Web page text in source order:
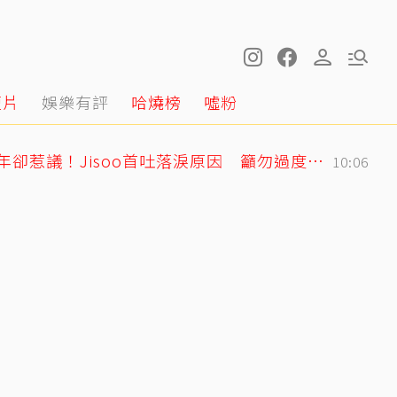
娛樂有評 哈燒榜 噓粉
BLACKPINK歡慶10周年卻惹議！Jisoo首吐落淚原因 籲勿過度解讀 10:06